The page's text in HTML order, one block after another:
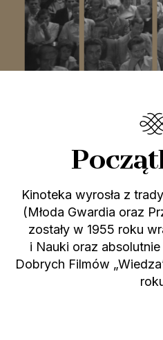
Kinoteka wyrosła z
(Młoda Gwardia oraz
zostały w 1955 roku
i Nauki oraz
Dobrych Filmów